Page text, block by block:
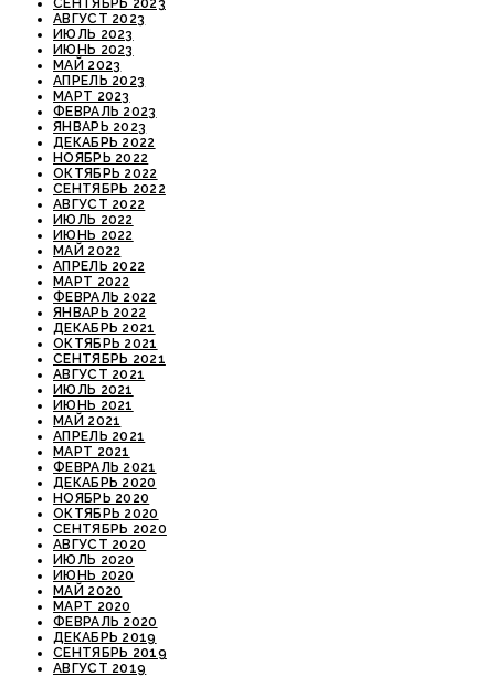
СЕНТЯБРЬ 2023
АВГУСТ 2023
ИЮЛЬ 2023
ИЮНЬ 2023
МАЙ 2023
АПРЕЛЬ 2023
МАРТ 2023
ФЕВРАЛЬ 2023
ЯНВАРЬ 2023
ДЕКАБРЬ 2022
НОЯБРЬ 2022
ОКТЯБРЬ 2022
СЕНТЯБРЬ 2022
АВГУСТ 2022
ИЮЛЬ 2022
ИЮНЬ 2022
МАЙ 2022
АПРЕЛЬ 2022
МАРТ 2022
ФЕВРАЛЬ 2022
ЯНВАРЬ 2022
ДЕКАБРЬ 2021
ОКТЯБРЬ 2021
СЕНТЯБРЬ 2021
АВГУСТ 2021
ИЮЛЬ 2021
ИЮНЬ 2021
МАЙ 2021
АПРЕЛЬ 2021
МАРТ 2021
ФЕВРАЛЬ 2021
ДЕКАБРЬ 2020
НОЯБРЬ 2020
ОКТЯБРЬ 2020
СЕНТЯБРЬ 2020
АВГУСТ 2020
ИЮЛЬ 2020
ИЮНЬ 2020
МАЙ 2020
МАРТ 2020
ФЕВРАЛЬ 2020
ДЕКАБРЬ 2019
СЕНТЯБРЬ 2019
АВГУСТ 2019